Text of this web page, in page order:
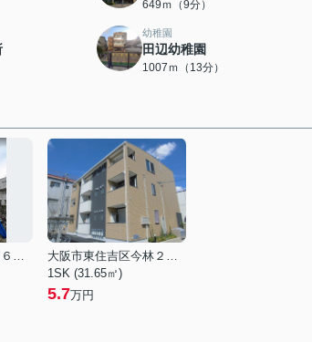
649ｍ（9分）
幼稚園
田辺幼稚園
1007ｍ（13分）
大阪市東住吉区田辺６丁目
大阪市東住吉区今林２丁目
1SK (31.65㎡)
5.7万円